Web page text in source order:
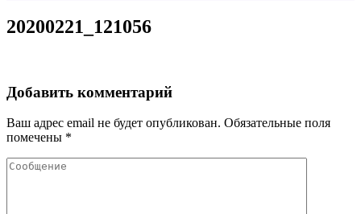
20200221_121056
Добавить комментарий
Ваш адрес email не будет опубликован. Обязательные поля
помечены *